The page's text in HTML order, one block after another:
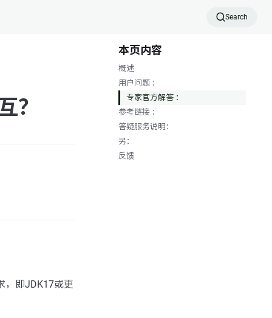
Search
？
，即JDK17或更
本页内容
概述
用户问题 ：
专家官方解答 ：
参考链接 ：
答疑服务说明：
另：
反馈